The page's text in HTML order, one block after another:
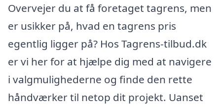
Overvejer du at få foretaget tagrens, men
er usikker på, hvad en tagrens pris
egentlig ligger på? Hos Tagrens-tilbud.dk
er vi her for at hjælpe dig med at navigere
i valgmulighederne og finde den rette
håndværker til netop dit projekt. Uanset